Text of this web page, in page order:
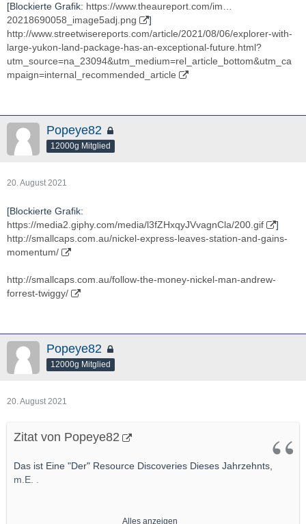
[Blockierte Grafik: https://www.theaureport.com/im…
20218690058_image5adj.png
]
http://www.streetwisereports.com/article/2021/08/06/explorer-with-
large-yukon-land-package-has-an-exceptional-future.html?
utm_source=na_23094&utm_medium=rel_article_bottom&utm_ca
mpaign=internal_recommended_article
Popeye82
12000g Mitglied
20. August 2021
[Blockierte Grafik:
https://media2.giphy.com/media/l3fZHxqyJVvagnCla/200.gif
]
http://smallcaps.com.au/nickel-express-leaves-station-and-gains-
momentum/
http://smallcaps.com.au/follow-the-money-nickel-man-andrew-
forrest-twiggy/
Popeye82
12000g Mitglied
20. August 2021
Zitat von Popeye82
Das ist Eine "Der" Resource Discoveries Dieses Jahrzehnts,
m.E. .
Alles anzeigen